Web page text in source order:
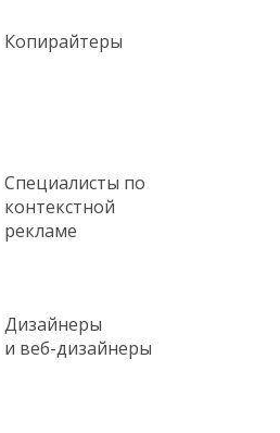
Копирайтеры
Специалисты по
контекстной
рекламе
Дизайнеры
и веб-дизайнеры